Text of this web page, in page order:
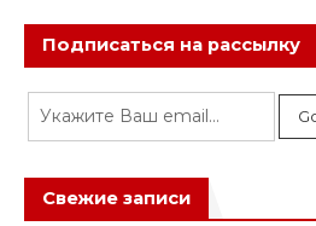
Подписаться на рассылку
Свежие записи